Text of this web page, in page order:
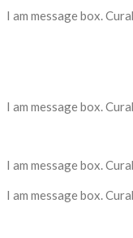
I am message box.
I am message box.
I am message box.
I am message box.